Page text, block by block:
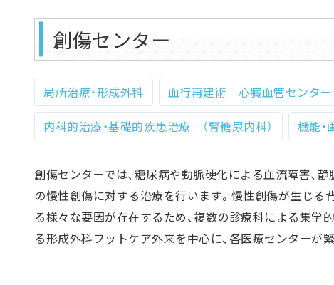
創傷センター
局所治療・形成外科
血行再建術 心臓血管センター
内科的治療・基礎的疾患治療 （腎糖尿内科）
機能・
創傷センターでは、糖尿病や動脈硬化による血流障害、
の慢性創傷に対する治療を行います。慢性創傷が生じ
る様々な要因が存在するため、複数の診療科による集学
る形成外科フットケア外来を中心に、各医療センターが